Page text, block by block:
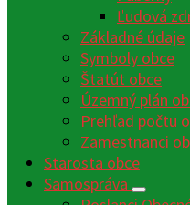
Ľudová
Základné údaje
Symboly obce
Štatút obce
Územný plán
Prehľad počtu
Zamestnanci
Starosta obce
Samospráva